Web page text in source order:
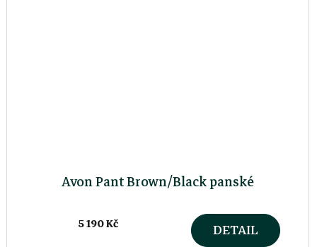
Avon Pant Brown/Black panské
5 190 Kč DETAIL